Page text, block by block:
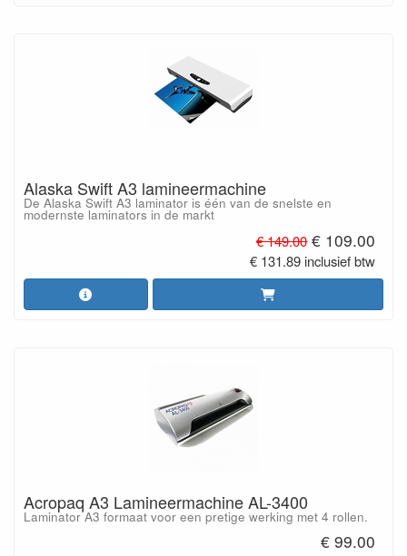
Alaska Swift A3 lamineermachine
De Alaska Swift A3 laminator is één van de snelste en
modernste laminators in de markt
€ 149.00 € 109.00
€ 131.89 inclusief btw
Acropaq A3 Lamineermachine AL-3400
Laminator A3 formaat voor een pretige werking met 4 rollen.
€ 99.00